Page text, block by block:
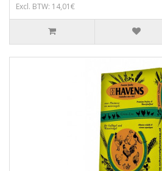
Excl. BTW: 14,01€